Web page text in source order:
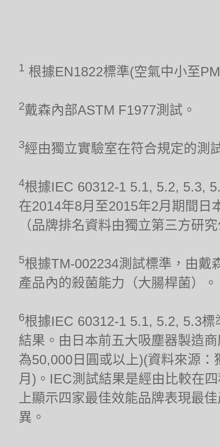
1 根據EN1822標準(空氣中小至
2戴森內部ASTM F1977測試。
3經由獨立實驗室在符合規定的測
4根據IEC 60312-1 5.1, 5.2, 5.3,
在2014年8月至2015年2月期間日
（品牌排名資料由獨立第三方研
5根據TM-002234測試標準，由戴
產品內的殺菌能力（大腸桿菌）。
6根據IEC 60312-1 5.1, 5.2, 5.3
結果。由日本前五大吸塵器製造
為50,000日圓或以上)(資料來源
月)。IEC測試結果是經由比較在
上顯示四家最佳效能品牌表現最
異。